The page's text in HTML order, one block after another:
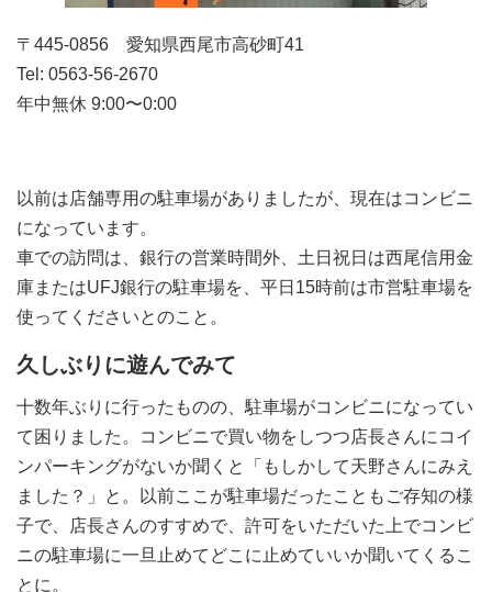
〒445-0856 愛知県西尾市高砂町41
Tel: 0563-56-2670
年中無休 9:00〜0:00
以前は店舗専用の駐車場がありましたが、現在はコンビニ
になっています。
車での訪問は、銀行の営業時間外、土日祝日は西尾信用金
庫またはUFJ銀行の駐車場を、平日15時前は市営駐車場を
使ってくださいとのこと。
久しぶりに遊んでみて
十数年ぶりに行ったものの、駐車場がコンビニになってい
て困りました。コンビニで買い物をしつつ店長さんにコイ
ンパーキングがないか聞くと「もしかして天野さんにみえ
ました？」と。以前ここが駐車場だったこともご存知の様
子で、店長さんのすすめで、許可をいただいた上でコンビ
ニの駐車場に一旦止めてどこに止めていいか聞いてくるこ
とに。